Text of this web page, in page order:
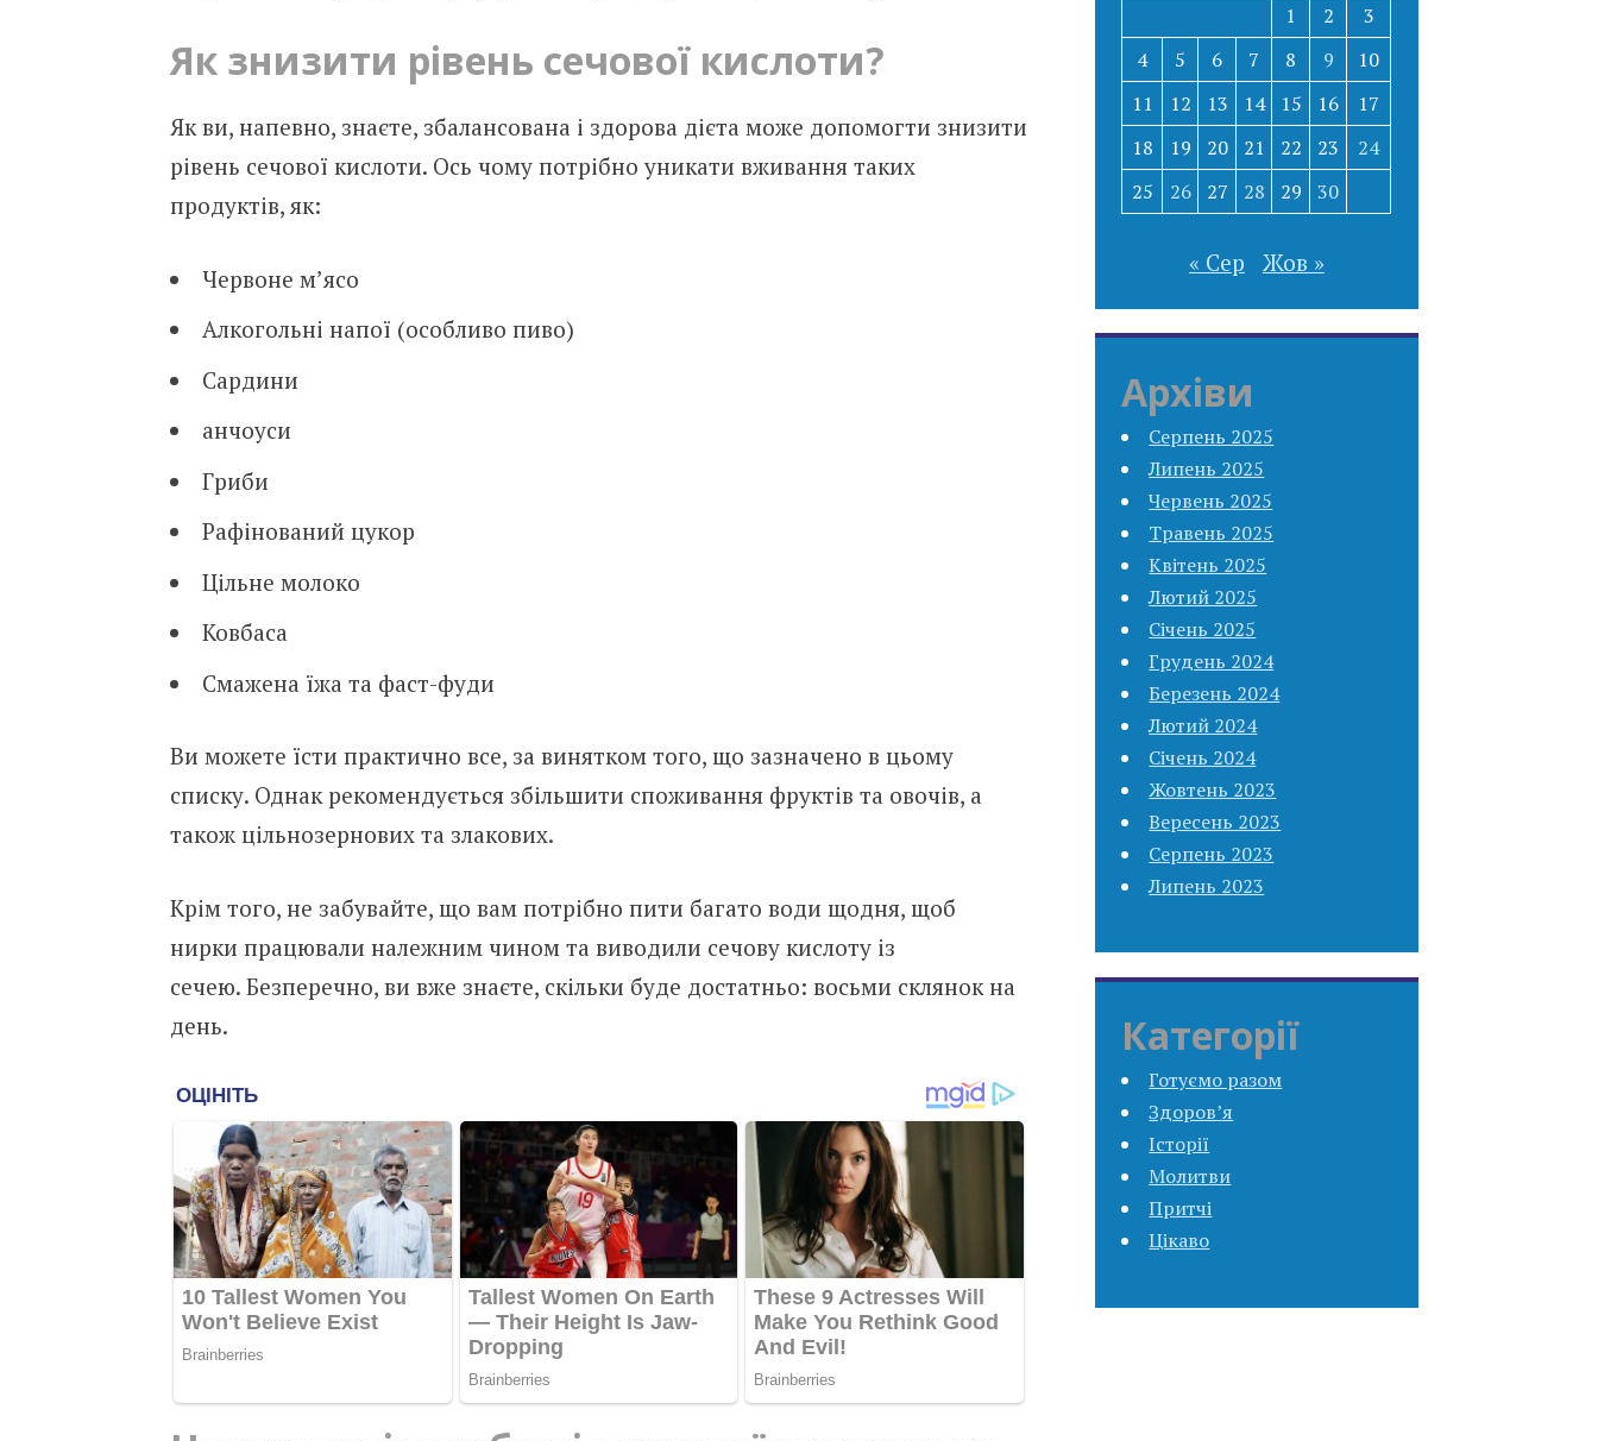
Як знизити рівень сечової кислоти?
Як ви, напевно, знаєте, збалансована і здорова дієта може допомогти знизити
рівень сечової кислоти. Ось чому потрібно уникати вживання таких
продуктів, як:
Червоне м’ясо
Алкогольні напої (особливо пиво)
Сардини
анчоуси
Гриби
Рафінований цукор
Цільне молоко
Ковбаса
Смажена їжа та фаст-фуди
Ви можете їсти практично все, за винятком того, що зазначено в цьому
списку. Однак рекомендується збільшити споживання фруктів та овочів, а
також цільнозернових та злакових.
Крім того, не забувайте, що вам потрібно пити багато води щодня, щоб
нирки працювали належним чином та виводили сечову кислоту із
сечею. Безперечно, ви вже знаєте, скільки буде достатньо: восьми склянок на
день.
1
2
3
4
5 6 7 8 9
10
11
12 13 14 15 16
17
18
19 20 21 22 23
24
25
26 27 28 29 30
« Сер Жов »
Архіви
Серпень 2025
Липень 2025
Червень 2025
Травень 2025
Квітень 2025
Лютий 2025
Січень 2025
Грудень 2024
Березень 2024
Лютий 2024
Січень 2024
Жовтень 2023
Вересень 2023
Серпень 2023
Липень 2023
Категорії
Готуємо разом
Здоров’я
Історії
Молитви
Притчі
Цікаво